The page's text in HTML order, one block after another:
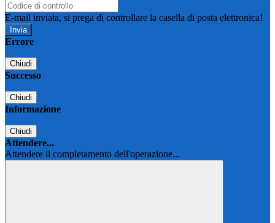
E-mail inviata, si prega di controllare la casella di posta elettronica!
Errore
Chiudi
Successo
Chiudi
Informazione
Chiudi
Attendere...
Attendere il completamento dell'operazione...